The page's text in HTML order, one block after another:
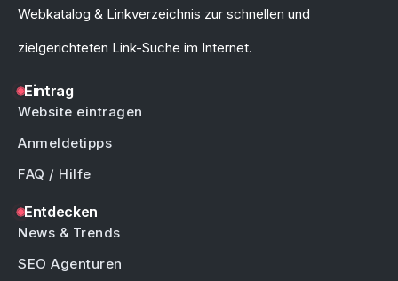
Webkatalog & Linkverzeichnis zur schnellen und
zielgerichteten Link-Suche im Internet.
Eintrag
Website eintragen
Anmeldetipps
FAQ / Hilfe
Entdecken
News & Trends
SEO Agenturen